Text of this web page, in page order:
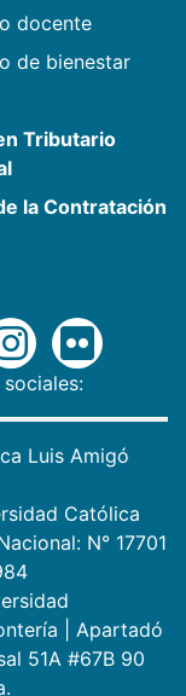
docente
de bienestar
Tributario
la Contratación
Luis Amigó
Católica
N° 17701
Apartadó
51A #67B 90